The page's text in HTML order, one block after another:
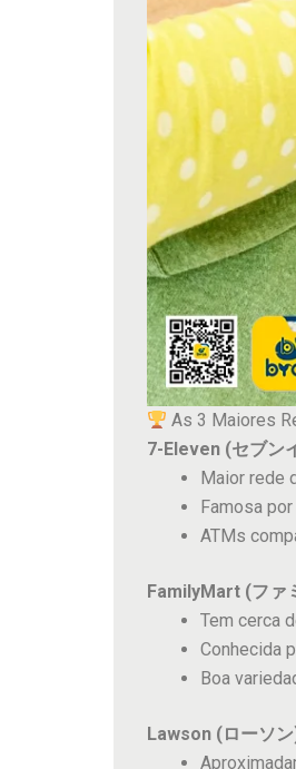
As 3 Maiores
7-Eleven (セブン
Maior rede
Famosa
ATMs
FamilyMart (ファ
Tem cerca
Conhecida
Boa
Lawson (ローソ